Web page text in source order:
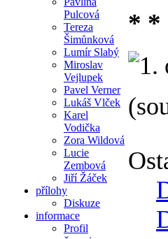
Pulcová
Tereza
Šimůnková
Lumír Slabý
Miroslav
Vejlupek
Pavel Verner
Lukáš Vlček
Karel
Vodička
Zora Wildová
Lucie
Zembová
Jiří Žáček
přílohy
Diskuze
informace
Profil
* *